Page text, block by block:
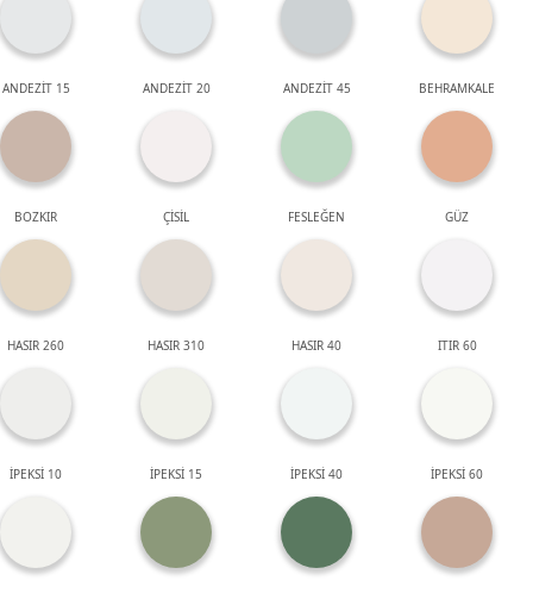
ANDEZİT 15 ANDEZİT 20 ANDEZİT 45 BEHRAMKALE
BOZKIR ÇİSİL FESLEĞEN GÜZ
HASIR 260 HASIR 310 HASIR 40 ITIR 60
İPEKSİ 10 İPEKSİ 15 İPEKSİ 40 İPEKSİ 60